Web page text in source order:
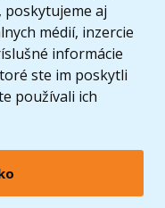
poskytujeme aj
médií, inzercie
informácie
ste im poskytli
používali ich
4kids.sk